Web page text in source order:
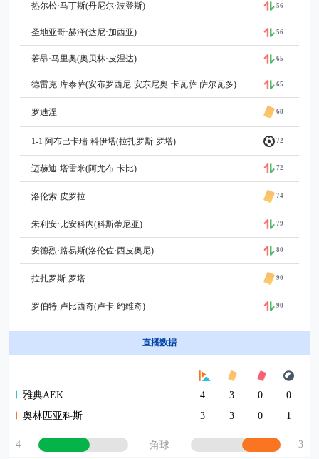
热尔松·马丁斯(丹尼尔·波登斯) 56
圣地亚哥·赫泽(达尼·加西亚) 56
若昂·马里奥(奥贝林·皮涅达) 65
德雷克·库泰萨(安布罗西尼·安东尼奥·卡瓦萨·萨尔瓦多) 65
罗迪涅 68
1-1 阿布巴卡瑞·科伊塔(拉扎罗斯·罗塔) 72
迈赫迪·塔雷米(阿尤布·卡比) 72
洛伦索·皮罗拉 74
朱利安·比安科内(科斯蒂尼亚) 79
安德烈·路易斯(洛伦佐·西皮奥尼) 80
拉扎罗斯·罗塔 90
罗伯特·卢比西奇(卢卡·约维奇) 90
直播数据
雅典AEK 4 3 0
0
奥林匹亚科斯
3 3 0 1
4 角球 3